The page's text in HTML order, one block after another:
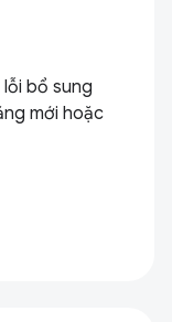
bổ sung
mới hoặc